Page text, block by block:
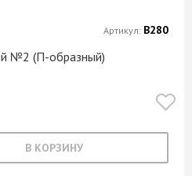
№2 (П-образный)
В КОРЗИНУ
Артикул: В280